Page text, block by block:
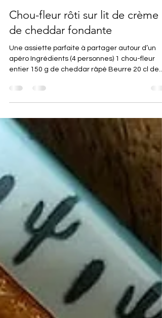
10 mars 2025
1 min de lecture
Chou-fleur rôti sur lit de crème
de cheddar fondante
Une assiette parfaite à partager autour d’un
entier 150 g de cheddar râpé Beurre 20 cl de...